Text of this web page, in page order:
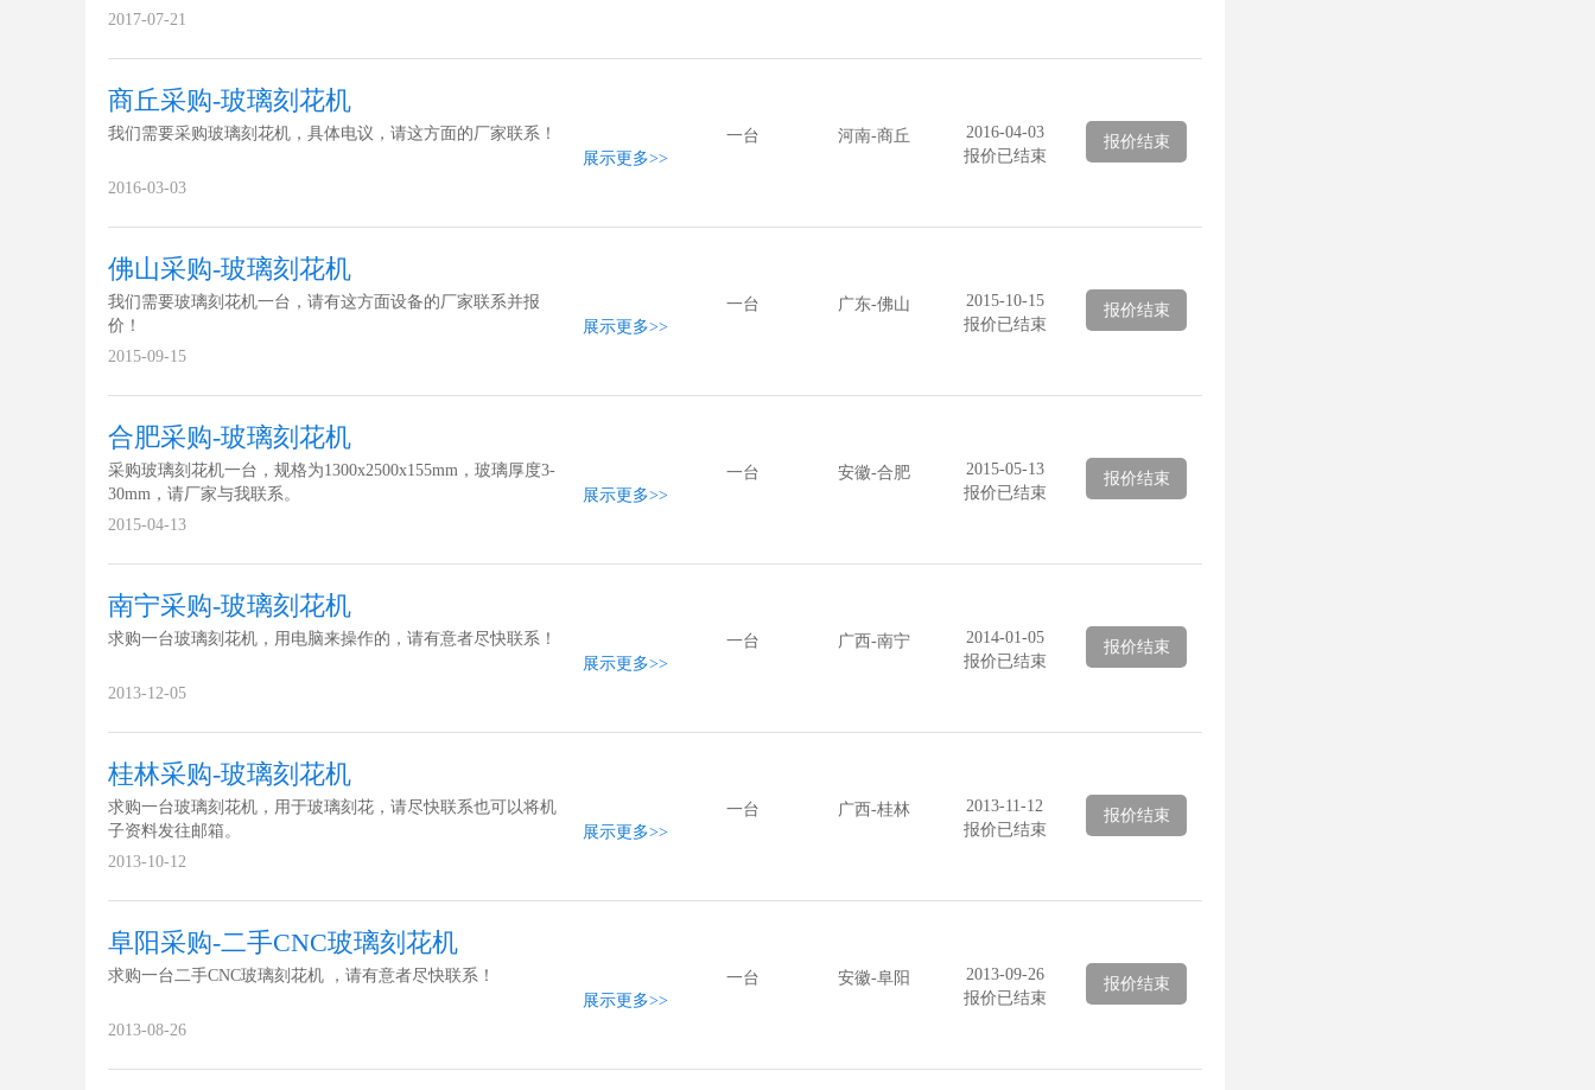
2017-07-21
商丘采购-玻璃刻花机
我们需要采购玻璃刻花机，具体电议，请这方面的厂家联系！
展示更多>>
2016-03-03
一台 河南-商丘
2016-04-03
报价已结束
报价结束
佛山采购-玻璃刻花机
我们需要玻璃刻花机一台，请有这方面设备的厂家联系并报
价！
展示更多>>
2015-09-15
一台 广东-佛山
2015-10-15
报价已结束
报价结束
合肥采购-玻璃刻花机
采购玻璃刻花机一台，规格为1300x2500x155mm，玻璃厚度3-
30mm，请厂家与我联系。
展示更多>>
2015-04-13
一台 安徽-合肥
2015-05-13
报价已结束
报价结束
南宁采购-玻璃刻花机
求购一台玻璃刻花机，用电脑来操作的，请有意者尽快联系！
展示更多>>
2013-12-05
一台 广西-南宁
2014-01-05
报价已结束
报价结束
桂林采购-玻璃刻花机
求购一台玻璃刻花机，用于玻璃刻花，请尽快联系也可以将机
子资料发往邮箱。
展示更多>>
2013-10-12
一台 广西-桂林
2013-11-12
报价已结束
报价结束
阜阳采购-二手CNC玻璃刻花机
求购一台二手CNC玻璃刻花机 ，请有意者尽快联系！
展示更多>>
2013-08-26
一台 安徽-阜阳
2013-09-26
报价已结束
报价结束